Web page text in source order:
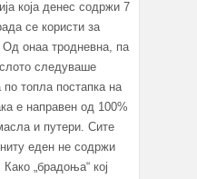
која денес содржи 7
се користи за
онаа тродневна, па
следуваше
по топла постапка на
е направен од 100%
и путери. Сите
еден не содржи
„брадоња“ кој